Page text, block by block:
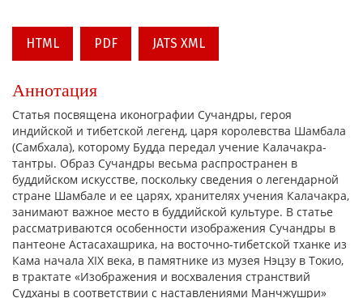
HTML PDF JATS XML
Аннотация
Статья посвящена иконографии Сучандры, героя
индийской и тибетской легенд, царя королевства Шамбала
(Самбхала), которому Будда передал учение Калачакра-
тантры. Образ Сучандры весьма распространен в
буддийском искусстве, поскольку сведения о легендарной
стране Шамбале и ее царях, хранителях учения Калачакра,
занимают важное место в буддийской культуре. В статье
рассматриваются особенности изображения Сучандры в
пантеоне Астасахашрика, на восточно-тибетской тханке из
Кама начала XIX века, в памятнике из музея Нэцзу в Токио,
в трактате «Изображения и восхваления странствий
Судханы в соответствии с наставлениями Манчжушри»